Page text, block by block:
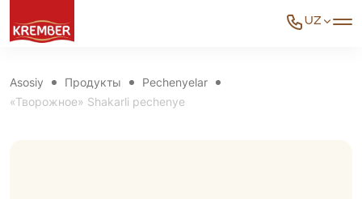
UZ
Asosiy Продукты
Pechenyelar
«Творожное» Shakarli pechenye